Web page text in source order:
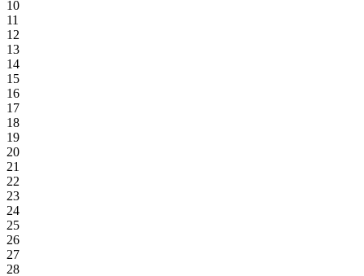
10
11
12
13
14
15
16
17
18
19
20
21
22
23
24
25
26
27
28